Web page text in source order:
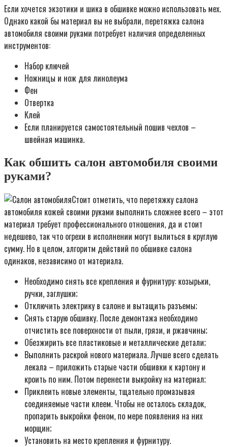
Если хочется экзотики и шика в обшивке можно использовать мех.
Однако какой бы материал вы не выбрали, перетяжка салона
автомобиля своими руками потребует наличия определенных
инструментов:
Набор ключей
Ножницы и нож для линолеума
Фен
Отвертка
Клей
Если планируется самостоятельный пошив чехлов –
швейная машинка.
Как обшить салон автомобиля своими
руками?
Стоит отметить, что перетяжку салона
автомобиля кожей своими руками выполнить сложнее всего – этот
материал требует профессионального отношения, да и стоит
недешево, так что огрехи в исполнении могут вылиться в круглую
сумму. Но в целом, алгоритм действий по обшивке салона
одинаков, независимо от материала.
Необходимо снять все крепления и фурнитуру: козырьки,
ручки, заглушки;
Отключить электрику в салоне и вытащить разъемы;
Снять старую обшивку. После демонтажа необходимо
отчистить все поверхности от пыли, грязи, и ржавчины;
Обезжирить все пластиковые и металлические детали;
Выполнить раскрой нового материала. Лучше всего сделать
лекала – приложить старые части обшивки к картону и
кроить по ним. Потом перенести выкройку на материал;
Приклеить новые элементы, тщательно промазывая
соединяемые части клеем. Чтобы не осталось складок,
пропарить выкройки феном, по мере появления на них
морщин;
Установить на место крепления и фурнитуру.